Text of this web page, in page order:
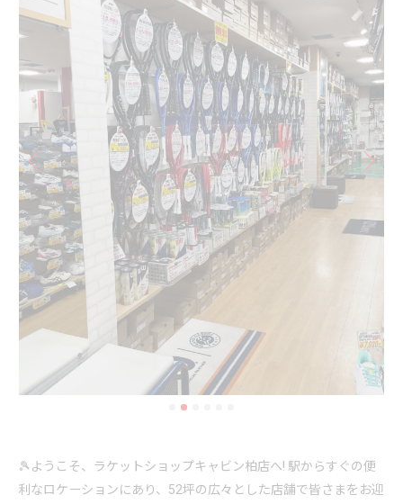
🎾ようこそ、ラケットショップキャビン柏店へ! 駅からすぐの便
利なロケーションにあり、52坪の広々とした店舗で皆さまをお迎